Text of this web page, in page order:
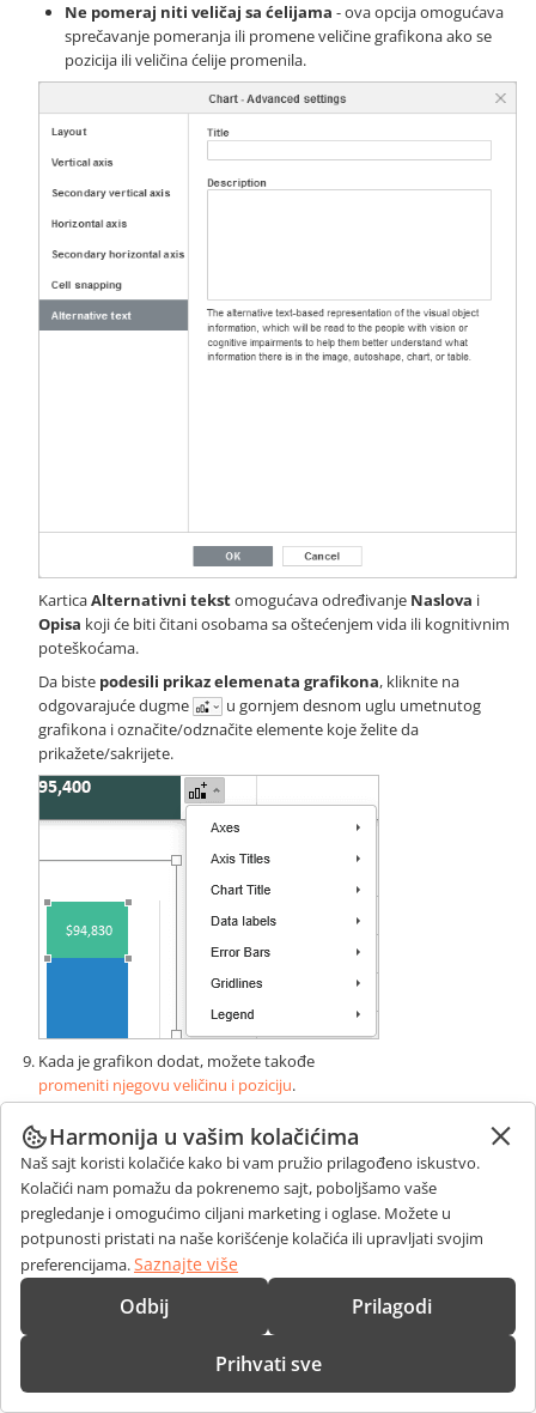
Ne pomeraj niti veličaj sa ćelijama - ova opcija omogućava
sprečavanje pomeranja ili promene veličine grafikona ako se
pozicija ili veličina ćelije promenila.
KarticaAlternativni tekstomogućava određivanje Naslova i
Opisa koji će biti čitani osobama sa oštećenjem vida ili kognitivnim
poteškoćama.
Da biste podesili prikaz elemenata grafikona, kliknite na
odgovarajuće dugme
u gornjem desnom uglu umetnutog
grafikona i označite/odznačite elemente koje želite da
prikažete/sakrijete.
Kada je grafikon dodat, možete takođe
promeniti njegovu veličinu i poziciju.
vertikalno ili horizontalno.
Možete takođe dodati grafikon u tekstualni rezervisani prostor
pritiskom na ikonu
Grafikonunutar njega i odabirom potrebnog
tipa grafikona:
Harmonija u vašim kolačićima
Naš sajt koristi kolačiće kako bi vam pružio prilagođeno iskustvo.
Kolačići nam pomažu da pokrenemo sajt, poboljšamo vaše
pregledanje i omogućimo ciljani marketing i oglase. Možete u
potpunosti pristati na naše korišćenje kolačića ili upravljati svojim
preferencijama.Saznajte više
Odbij Prilagodi
Prihvati sve